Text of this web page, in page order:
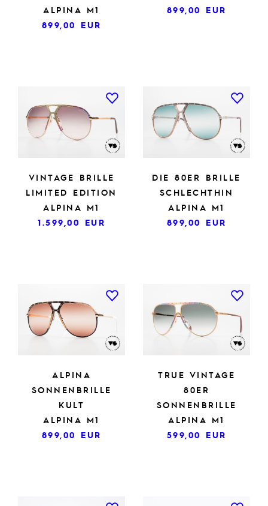
ALPINA M1
899,00 EUR
899,00 EUR
VINTAGE BRILLE
LIMITED EDITION
ALPINA M1
1.599,00 EUR
DIE 80ER BRILLE
SCHLECHTHIN
ALPINA M1
899,00 EUR
ALPINA
SONNENBRILLE
KULT
ALPINA M1
899,00 EUR
TRUE VINTAGE
80ER
SONNENBRILLE
ALPINA M1
599,00 EUR